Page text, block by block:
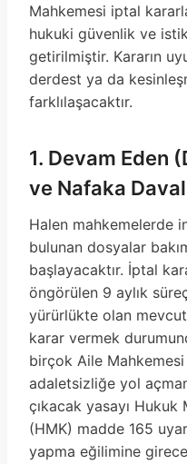
Mahkemesi iptal
hukuki güvenlik ve
getirilmiştir. Kararın
derdest ya da
farklılaşacaktır.
1. Devam Eden
ve Nafaka
Halen mahkemelerde
bulunan dosyalar
başlayacaktır. İptal
öngörülen 9 aylık
yürürlükte olan
karar vermek
birçok Aile
adaletsizliğe yol
çıkacak yasayı Hukuk
(HMK) madde 165
yapma eğilimine